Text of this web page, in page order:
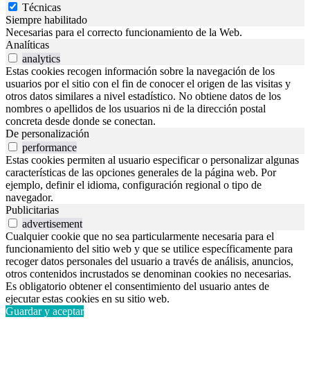
Técnicas
Siempre habilitado
Necesarias para el correcto funcionamiento de la Web.
Analíticas
analytics
Estas cookies recogen información sobre la navegación de los
usuarios por el sitio con el fin de conocer el origen de las visitas y
otros datos similares a nivel estadístico. No obtiene datos de los
nombres o apellidos de los usuarios ni de la dirección postal
concreta desde donde se conectan.
De personalización
performance
Estas cookies permiten al usuario especificar o personalizar algunas
características de las opciones generales de la página web. Por
ejemplo, definir el idioma, configuración regional o tipo de
navegador.
Publicitarias
advertisement
Cualquier cookie que no sea particularmente necesaria para el
funcionamiento del sitio web y que se utilice específicamente para
recoger datos personales del usuario a través de análisis, anuncios,
otros contenidos incrustados se denominan cookies no necesarias.
Es obligatorio obtener el consentimiento del usuario antes de
ejecutar estas cookies en su sitio web.
Guardar y aceptar